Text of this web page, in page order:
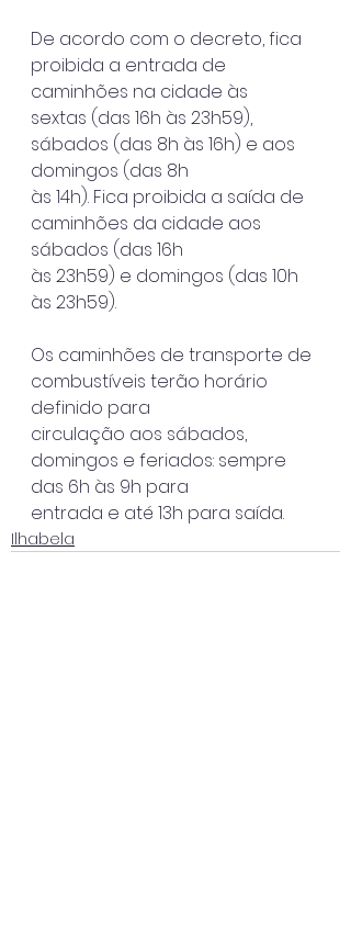
De acordo com o decreto, fica
proibida a entrada de
caminhões na cidade às
sextas (das 16h às 23h59),
sábados (das 8h às 16h) e aos
domingos (das 8h
às 14h). Fica proibida a saída de
caminhões da cidade aos
sábados (das 16h
às 23h59) e domingos (das 10h
às 23h59).
Os caminhões de transporte de
combustíveis terão horário
definido para
circulação aos sábados,
domingos e feriados: sempre
das 6h às 9h para
entrada e até 13h para saída.
Ilhabela